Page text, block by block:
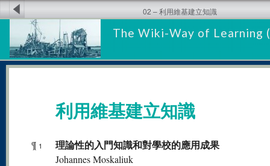
The Wiki-Way of Learning
02 – 利用維基建立知識
利用維基建立知識
¶ 1 理論性的入門知識和對學校的應用成果
Johannes Moskaliuk